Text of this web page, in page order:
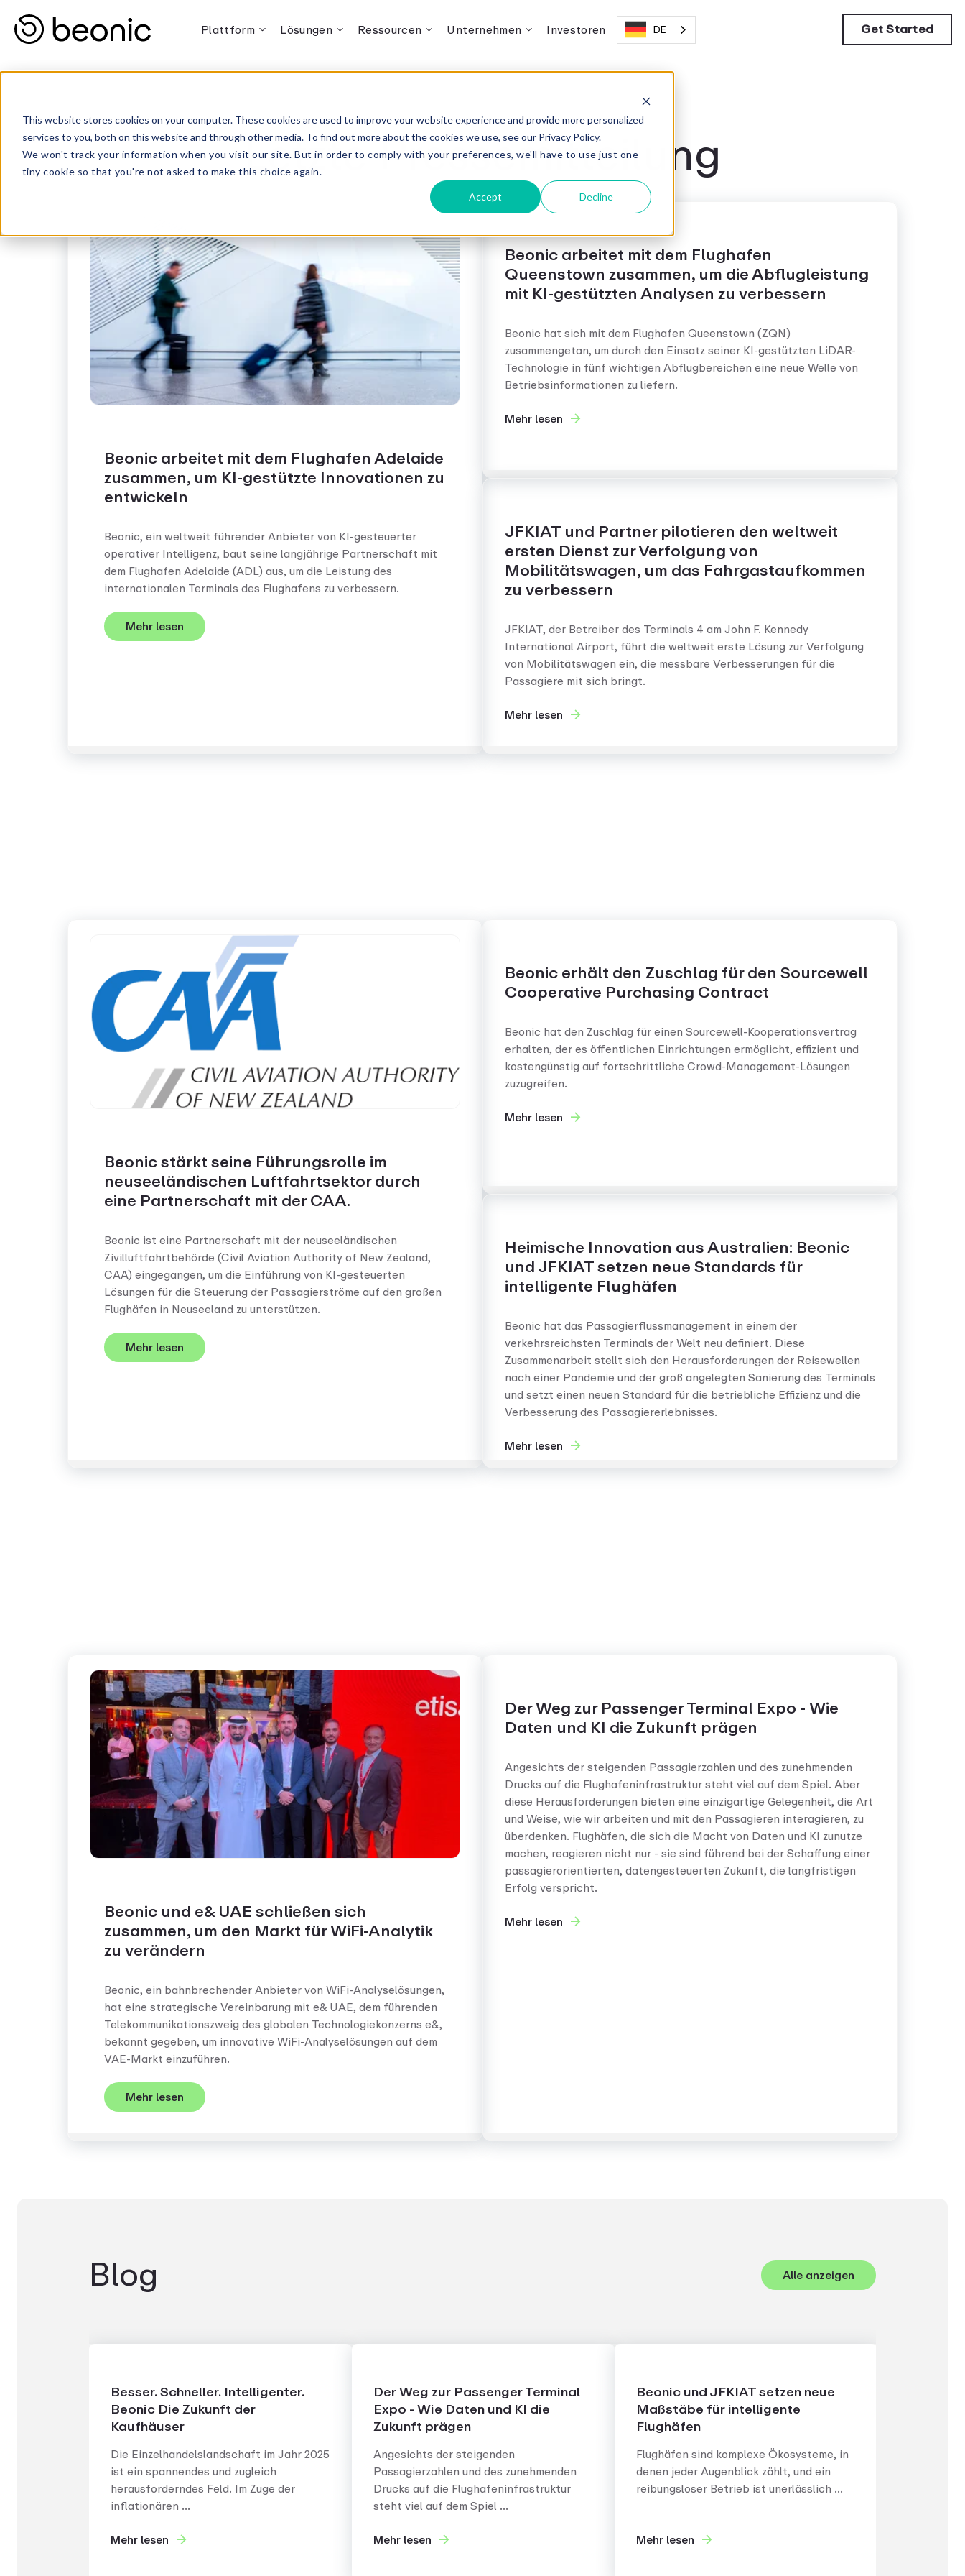
This website stores cookies on your computer. These cookies are used to improve your website experience and provide more personalized
services to you, both on this website and through other media. To find out more about the cookies we use, see our Privacy Policy.
We won't track your information when you visit our site. But in order to comply with your preferences, we'll have to use just one
tiny cookie so that you're not asked to make this choice again.
Accept Decline
Plattform Lösungen Ressourcen Unternehmen Investoren DE Get Started
Letzte Pressemitteilung
Beonic arbeitet mit dem Flughafen Adelaide
zusammen, um KI-gestützte Innovationen zu
entwickeln
Beonic, ein weltweit führender Anbieter von KI-gesteuerter
operativer Intelligenz, baut seine langjährige Partnerschaft mit
dem Flughafen Adelaide (ADL) aus, um die Leistung des
internationalen Terminals des Flughafens zu verbessern.
Mehr lesen
Beonic arbeitet mit dem Flughafen
Queenstown zusammen, um die Abflugleistung
mit KI-gestützten Analysen zu verbessern
Beonic hat sich mit dem Flughafen Queenstown (ZQN)
zusammengetan, um durch den Einsatz seiner KI-gestützten LiDAR-
Technologie in fünf wichtigen Abflugbereichen eine neue Welle von
Betriebsinformationen zu liefern.
Mehr lesen
JFKIAT und Partner pilotieren den weltweit
ersten Dienst zur Verfolgung von
Mobilitätswagen, um das Fahrgastaufkommen
zu verbessern
JFKIAT, der Betreiber des Terminals 4 am John F. Kennedy
International Airport, führt die weltweit erste Lösung zur Verfolgung
von Mobilitätswagen ein, die messbare Verbesserungen für die
Passagiere mit sich bringt.
Mehr lesen
Beonic stärkt seine Führungsrolle im
neuseeländischen Luftfahrtsektor durch
eine Partnerschaft mit der CAA.
Beonic ist eine Partnerschaft mit der neuseeländischen
Zivilluftfahrtbehörde (Civil Aviation Authority of New Zealand,
CAA) eingegangen, um die Einführung von KI-gesteuerten
Lösungen für die Steuerung der Passagierströme auf den großen
Flughäfen in Neuseeland zu unterstützen.
Mehr lesen
Beonic erhält den Zuschlag für den Sourcewell
Cooperative Purchasing Contract
Beonic hat den Zuschlag für einen Sourcewell-Kooperationsvertrag
erhalten, der es öffentlichen Einrichtungen ermöglicht, effizient und
kostengünstig auf fortschrittliche Crowd-Management-Lösungen
zuzugreifen.
Mehr lesen
Heimische Innovation aus Australien: Beonic
und JFKIAT setzen neue Standards für
intelligente Flughäfen
Beonic hat das Passagierflussmanagement in einem der
verkehrsreichsten Terminals der Welt neu definiert. Diese
Zusammenarbeit stellt sich den Herausforderungen der Reisewellen
nach einer Pandemie und der groß angelegten Sanierung des Terminals
und setzt einen neuen Standard für die betriebliche Effizienz und die
Verbesserung des Passagiererlebnisses.
Mehr lesen
Beonic und e& UAE schließen sich
zusammen, um den Markt für WiFi-Analytik
zu verändern
Beonic, ein bahnbrechender Anbieter von WiFi-Analyselösungen,
hat eine strategische Vereinbarung mit e& UAE, dem führenden
Telekommunikationszweig des globalen Technologiekonzerns e&,
bekannt gegeben, um innovative WiFi-Analyselösungen auf dem
VAE-Markt einzuführen.
Mehr lesen
Der Weg zur Passenger Terminal Expo - Wie
Daten und KI die Zukunft prägen
Angesichts der steigenden Passagierzahlen und des zunehmenden
Drucks auf die Flughafeninfrastruktur steht viel auf dem Spiel. Aber
diese Herausforderungen bieten eine einzigartige Gelegenheit, die Art
und Weise, wie wir arbeiten und mit den Passagieren interagieren, zu
überdenken. Flughäfen, die sich die Macht von Daten und KI zunutze
machen, reagieren nicht nur - sie sind führend bei der Schaffung einer
passagierorientierten, datengesteuerten Zukunft, die langfristigen
Erfolg verspricht.
Mehr lesen
Blog Alle anzeigen
Besser. Schneller. Intelligenter.
Beonic Die Zukunft der
Kaufhäuser
Die Einzelhandelslandschaft im Jahr 2025
ist ein spannendes und zugleich
herausforderndes Feld. Im Zuge der
inflationären ...
Mehr lesen
Der Weg zur Passenger Terminal
Expo - Wie Daten und KI die
Zukunft prägen
Angesichts der steigenden
Passagierzahlen und des zunehmenden
Drucks auf die Flughafeninfrastruktur
steht viel auf dem Spiel ...
Mehr lesen
Beonic und JFKIAT setzen neue
Maßstäbe für intelligente
Flughäfen
Flughäfen sind komplexe Ökosysteme, in
denen jeder Augenblick zählt, und ein
reibungsloser Betrieb ist unerlässlich ...
Mehr lesen